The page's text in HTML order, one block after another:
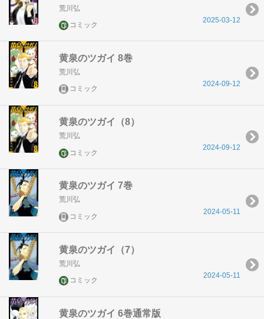
荒川弘
コミック
2025-03-12
黄泉のツガイ 8巻
荒川弘
コミック
2024-09-12
黄泉のツガイ（8）
荒川弘
コミック
2024-09-12
黄泉のツガイ 7巻
荒川弘
コミック
2024-05-11
黄泉のツガイ（7）
荒川弘
コミック
2024-05-11
黄泉のツガイ 6巻通常版